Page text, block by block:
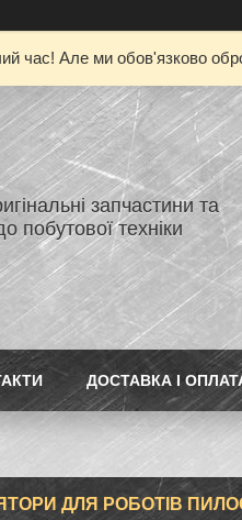
час! Але ми обов'язково
запчастини та
побутової техніки
ДОСТАВКА І
ДЛЯ РОБОТІВ